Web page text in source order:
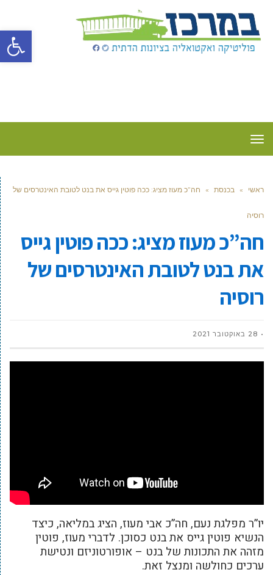
פתח
תפריט
ראשי » בכנסת » חה”כ מעוז מציג: ככה פוטין גייס את בנט לטובת האינטרסים של
רוסיה
חה”כ מעוז מציג: ככה פוטין גייס
את בנט לטובת האינטרסים של
רוסיה
28 באוקטובר 2021
יו”ר מפלגת נעם, חה”כ אבי מעוז, הציג במליאה, כיצד
הנשיא פוטין גייס את בנט כסוכן. לדברי מעוז, פוטין
מזהה את התכונות של בנט – אופורטוניזם ונטישת
ערכים כחולשה ומנצל זאת.